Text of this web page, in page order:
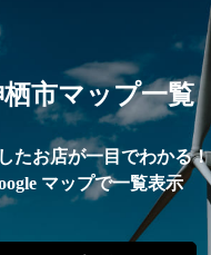
市マップ一覧
たお店が一目でわかる！
マップで一覧表示